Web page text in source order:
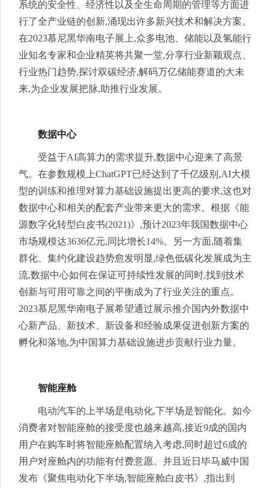
系统的安全性、经济性以及全生命周期的管理等方面进
行了全产业链的创新,涌现出许多新兴技术和解决方案。
在2023慕尼黑华南电子展上,众多电池、储能以及氢能行
业知名专家和企业精英将共聚一堂,分享行业新颖观点、
行业热门趋势,探讨双碳经济,解码万亿储能赛道的大未
来,为企业发展把脉,助推行业发展。
数据中心
受益于AI高算力的需求提升,数据中心迎来了高景
气。在参数规模上ChatGPT已经达到了千亿级别,AI大模
型的训练和推理对算力基础设施提出更高的要求,这也对
数据中心和相关的配套产业带来更大的需求。根据《能
源数字化转型白皮书(2021)》,预计2023年我国数据中心
市场规模达3636亿元,同比增长14%。另一方面,随着集
群化、集约化建设趋势愈发明显,绿色低碳化发展成为主
流,数据中心如何在保证可持续性发展的同时,找到技术
创新与可用可靠之间的平衡成为了行业关注的重点。
2023慕尼黑华南电子展希望通过展示推介国内外数据中
心新产品、新技术、新设备和经验成果促进创新方案的
孵化和落地,为中国算力基础设施进步贡献行业力量。
智能座舱
电动汽车的上半场是电动化,下半场是智能化。如今
消费者对智能座舱的接受度也越来越高,接近9成的国内
用户在购车时将智能座舱配置纳入考虑,同时超过6成的
用户对座舱内的功能有付费意愿。并且近日毕马威中国
发布《聚焦电动化下半场,智能座舱白皮书》,指出到